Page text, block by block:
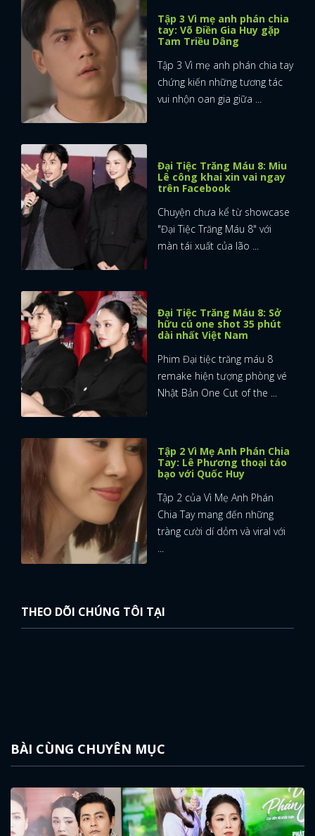
Tập 3 Vì mẹ anh phán chia
tay: Võ Điền Gia Huy gặp
Tam Triều Dâng
Tập 3 Vì mẹ anh phán chia tay
chứng kiến những tương tác
vui nhộn oan gia giữa ...
Đại Tiệc Trăng Máu 8: Miu
Lê công khai xin vai ngay
trên Facebook
Chuyện chưa kể từ showcase
"Đại Tiệc Trăng Máu 8" với
màn tái xuất của lão ...
Đại Tiệc Trăng Máu 8: Sở
hữu cú one shot 35 phút
dài nhất Việt Nam
Phim Đại tiệc trăng máu 8
remake hiện tượng phòng vé
Nhật Bản One Cut of the ...
Tập 2 Vì Mẹ Anh Phán Chia
Tay: Lê Phương thoại táo
bạo với Quốc Huy
Tập 2 của Vì Mẹ Anh Phán
Chia Tay mang đến những
tràng cười dí dỏm và viral với
...
THEO DÕI CHÚNG TÔI TẠI
BÀI CÙNG CHUYÊN MỤC